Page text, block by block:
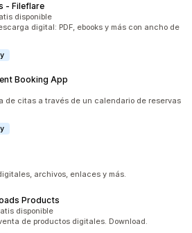
‑ Fileflare
disponible
digital: PDF, ebooks y más con ancho de
Booking App
de citas a través de un calendario de reservas
archivos, enlaces y más.
Products
disponible
de productos digitales. Download.